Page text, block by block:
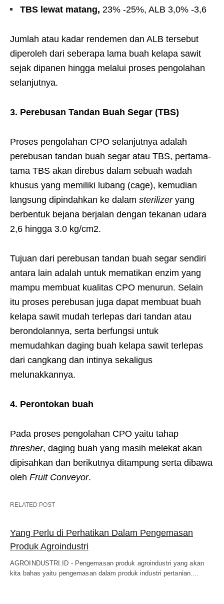
TBS lewat matang, 23% -25%, ALB 3,0% -3,6
Jumlah atau kadar rendemen dan ALB tersebut
diperoleh dari seberapa lama buah kelapa sawit
sejak dipanen hingga melalui proses pengolahan
selanjutnya.
3. Perebusan Tandan Buah Segar (TBS)
Proses pengolahan CPO selanjutnya adalah
perebusan tandan buah segar atau TBS, pertama-
tama TBS akan direbus dalam sebuah wadah
khusus yang memiliki lubang (cage), kemudian
langsung dipindahkan ke dalam sterilizeryang
berbentuk bejana berjalan dengan tekanan udara
2,6 hingga 3.0 kg/cm2.
Tujuan dari perebusan tandan buah segar sendiri
antara lain adalah untuk mematikan enzim yang
mampu membuat kualitas CPO menurun. Selain
itu proses perebusan juga dapat membuat buah
kelapa sawit mudah terlepas dari tandan atau
berondolannya, serta berfungsi untuk
memudahkan daging buah kelapa sawit terlepas
dari cangkang dan intinya sekaligus
melunakkannya.
4. Perontokan buah
Pada proses pengolahan CPO yaitu tahap
thresher, daging buah yang masih melekat akan
dipisahkan dan berikutnya ditampung serta dibawa
oleh Fruit Conveyor.
RELATED POST
Yang Perlu di Perhatikan Dalam Pengemasan
Produk Agroindustri
AGROINDUSTRI.ID - Pengemasan produk agroindustri yang akan
kita bahas yaitu pengemasan dalam produk industri pertanian.…